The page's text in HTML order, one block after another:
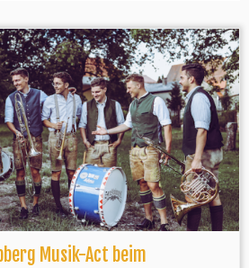
Musik-Act beim